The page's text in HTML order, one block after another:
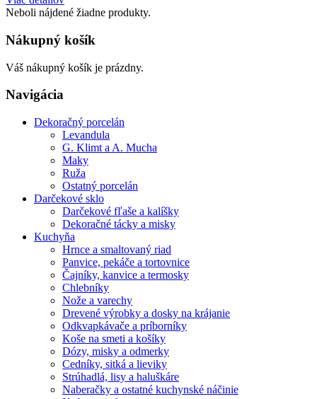
Neboli nájdené žiadne produkty.
Nákupný košík
Váš nákupný košík je prázdny.
Navigácia
Dekoračný porcelán
Levandula
G. Klimt a A. Mucha
Maky
Ruža
Ostatný porcelán
Darčekové sklo
Darčekové fľaše a kalíšky
Dekoračné tácky a misky
Kuchyňa
Hrnce a smaltovaný riad
Panvice, pekáče a tortovnice
Čajníky, kanvice a termosky
Chlebníky
Nože a varechy
Drevené výrobky a dosky na krájanie
Odkvapkávače a príborníky
Koše na smeti a košíky
Dózy, misky a odmerky
Cedníky, sitká a lieviky
Strúhadlá, lisy a haluškáre
Naberačky a ostatné kuchynské náčinie